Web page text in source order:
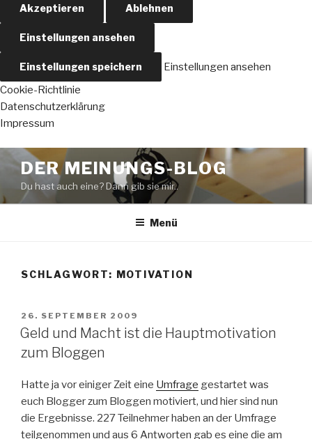
Akzeptieren Ablehnen
Einstellungen ansehen
Einstellungen speichern
Einstellungen ansehen
Cookie-Richtlinie
Datenschutzerklärung
Impressum
Zum
Inhalt
springen
DER MEINUNGS-BLOG
Du hast auch eine? Dann gib sie mir..
Menü
SCHLAGWORT: MOTIVATION
VERÖFFENTLICHT
AM
26. SEPTEMBER 2009
Geld und Macht ist die Hauptmotivation
zum Bloggen
Hatte ja vor einiger Zeit eine Umfrage gestartet was
euch Blogger zum Bloggen motiviert, und hier sind nun
die Ergebnisse. 227 Teilnehmer haben an der Umfrage
teilgenommen und aus 6 Antworten gab es eine die am